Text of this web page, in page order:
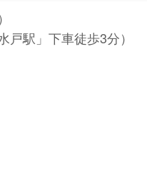
戸駅」下車徒歩3分）